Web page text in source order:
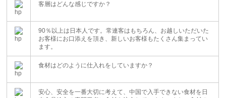
客層はどんな感じですか？
90％以上は日本人です。常連客はもちろん、お越しいただいた
お客様にお口添えを頂き、新しいお客様もたくさん集まってい
ます。
食材はどのように仕入れをしていますか？
安心、安全を一番大切に考えて、中国で入手できない食材を日